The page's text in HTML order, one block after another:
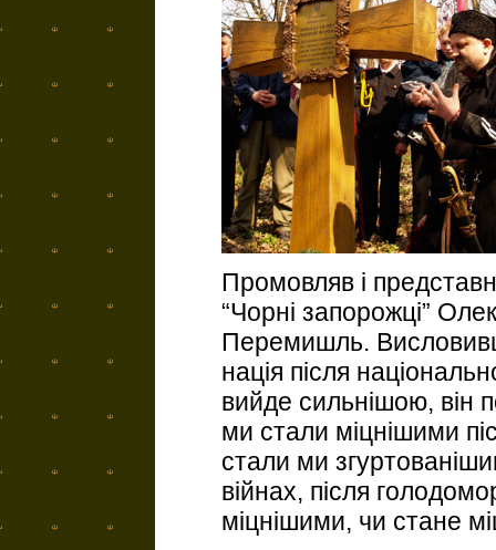
Промовляв і
“Чорні запорожці”
Перемишль.
нація після
вийде сильнішою, він
ми стали міцнішими
стали ми
війнах, після
міцнішими, чи стане